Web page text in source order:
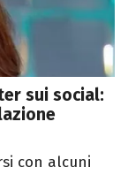
sui social:
con alcuni